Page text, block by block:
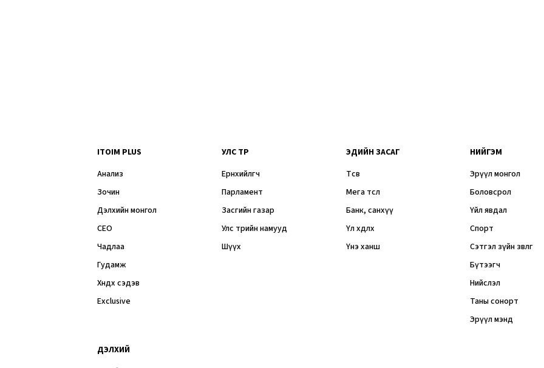
ITOIM PLUS
Анализ
Зочин
Дэлхийн монгол
CEO
Чадлаа
Гудамж
Хөндөх сэдэв
Exclusive
УЛС ТӨР
Ерөнхийлөгч
Парламент
Засгийн газар
Улс төрийн намууд
Шүүх
ЭДИЙН ЗАСАГ
Төсөв
Мега төсөл
Банк, санхүү
Үл хөдлөх
Үнэ ханш
НИЙГЭМ
Эрүүл монгол
Боловсрол
Үйл явдал
Спорт
Сэтгэл зүйн зөвлөгөө
Бүтээгч
Нийслэл
Таны сонорт
Эрүүл мэнд
ДЭЛХИЙ